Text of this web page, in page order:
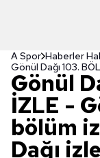
A Spor Haberler
Gönül
İZLE -
bölüm
Dağı izle